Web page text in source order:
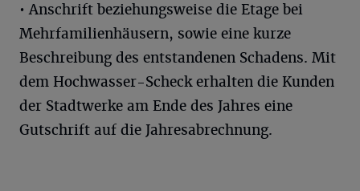
• Anschrift beziehungsweise die Etage bei
Mehrfamilienhäusern, sowie eine kurze
Beschreibung des entstandenen Schadens. Mit
dem Hochwasser-Scheck erhalten die Kunden
der Stadtwerke am Ende des Jahres eine
Gutschrift auf die Jahresabrechnung.